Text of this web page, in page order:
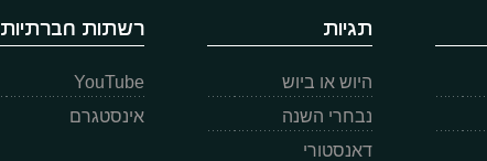
תגיות
היוש או ביוש
נבחרי השנה
דאנסטורי
רשתות חברתיות
YouTube
אינסטגרם